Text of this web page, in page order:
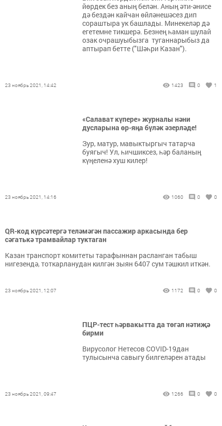
йөрдек без аның белән. Аның әти-әнисе
дә бездән кайчан өйләнешәсез дип
сораштыра ук башлады. Минекеләр дә
егетемне тикшерә. Безнең һаман шулай
озак очрашуыбызга туганнарыбыз да
аптырап бетте ("Шәһри Казан").
23 ноябрь 2021, 14:42 1423 0 1
«Салават күпере» журналы нәни
дусларына өр-яңа бүләк әзерләде!
Зур, матур, мавыктыргыч татарча
буягыч! Ул, һичшиксез, һәр баланың
күңеленә хуш килер!
23 ноябрь 2021, 14:16 1060 0 0
QR-код күрсәтергә теләмәгән пассажир аркасында бер
сәгатькә трамвайлар туктаган
Казан транспорт комитеты тарафыннан расланган табыш
нигезендә, тоткарланудан килгән зыян 6407 сум тәшкил иткән.
23 ноябрь 2021, 12:07 1172 0 0
ПЦР-тест һәрвакытта да төгәл нәтиҗә
бирми
Вирусолог Нетесов COVID-19дан
тулысынча савыгу билгеләрен атады
23 ноябрь 2021, 09:47 1266 0 0